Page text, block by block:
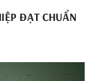
ĐẠT CHUẨN